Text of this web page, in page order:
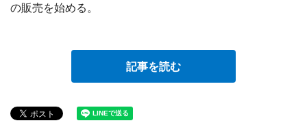
の販売を始める。
記事を読む